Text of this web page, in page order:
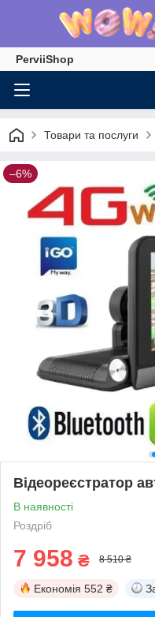
PerviiShop
Товари та послуги
–6%
Відеореєстратор
В наявності
Роздріб
7 958 ₴ 8 510 ₴
Економія 552 ₴